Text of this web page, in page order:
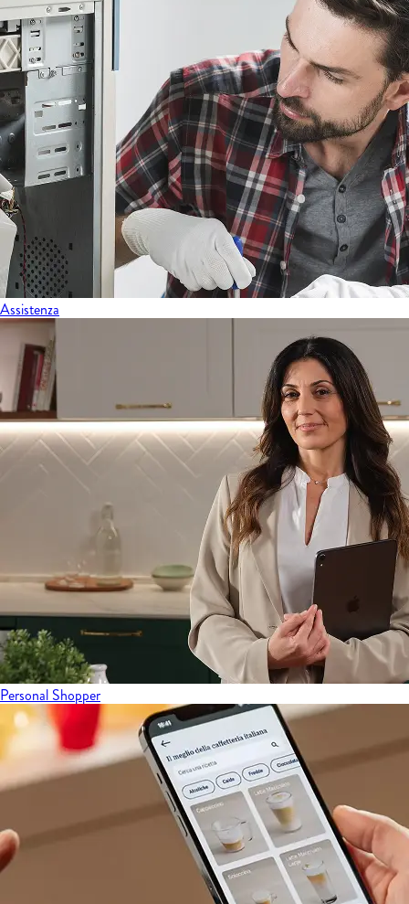
Assistenza
Personal Shopper